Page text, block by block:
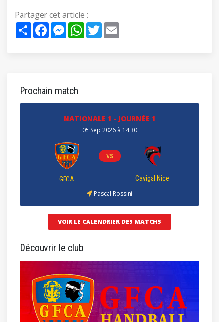
Partager cet article :
ShareFacebookMessenger
WhatsApp
Twitter
Prochain match
NATIONALE 1 - JOURNÉE 1
05 Sep 2026 à 14:30
GFCA
VS
Cavigal Nice
Pascal Rossini
VOIR LE CALENDRIER DES MATCHS
Découvrir le club